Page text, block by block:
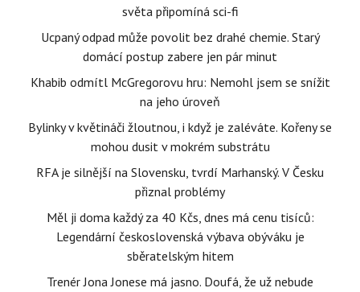
světa připomíná sci-fi
Ucpaný odpad může povolit bez drahé chemie. Starý
domácí postup zabere jen pár minut
Khabib odmítl McGregorovu hru: Nemohl jsem se snížit
na jeho úroveň
Bylinky v květináči žloutnou, i když je zaléváte. Kořeny se
mohou dusit v mokrém substrátu
RFA je silnější na Slovensku, tvrdí Marhanský. V Česku
přiznal problémy
Měl ji doma každý za 40 Kčs, dnes má cenu tisíců:
Legendární československá výbava obýváku je
sběratelským hitem
Trenér Jona Jonese má jasno. Doufá, že už nebude